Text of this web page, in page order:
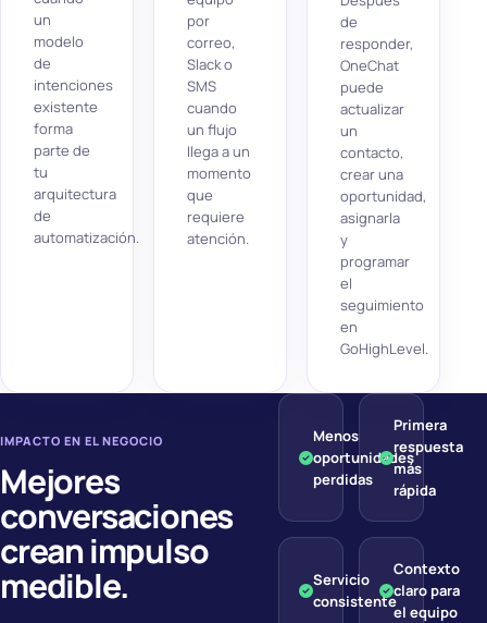
un
modelo
de
intenciones
existente
forma
parte de
tu
arquitectura
de
automatización.
por
correo,
Slack o
SMS
cuando
un flujo
llega a un
momento
que
requiere
atención.
de
responder,
OneChat
puede
actualizar
un
contacto,
crear una
oportunidad,
asignarla
y
programar
el
seguimiento
en
GoHighLevel.
IMPACTO EN EL NEGOCIO
Mejores
conversaciones
crean impulso
medible.
Menos
oportunidades
perdidas
Primera
respuesta
más
rápida
Servicio
consistente
Contexto
claro para
el equipo